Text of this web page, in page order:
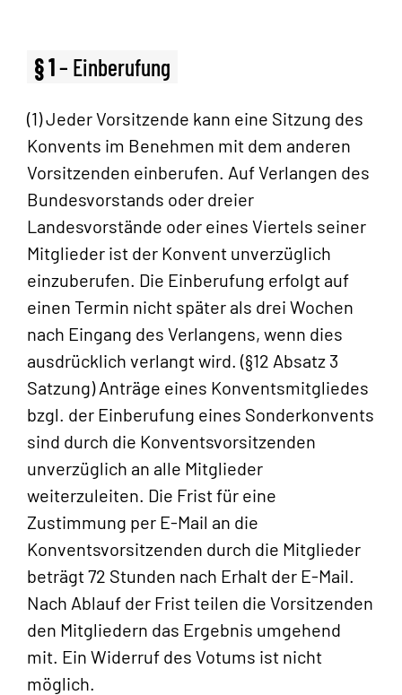
§ 1– Einberufung
(1) Jeder Vorsitzende kann eine Sitzung des
Konvents im Benehmen mit dem anderen
Vorsitzenden einberufen. Auf Verlangen des
Bundesvorstands oder dreier
Landesvorstände oder eines Viertels seiner
Mitglieder ist der Konvent unverzüglich
einzuberufen. Die Einberufung erfolgt auf
einen Termin nicht später als drei Wochen
nach Eingang des Verlangens, wenn dies
ausdrücklich verlangt wird. (§12 Absatz 3
Satzung) Anträge eines Konventsmitgliedes
bzgl. der Einberufung eines Sonderkonvents
sind durch die Konventsvorsitzenden
unverzüglich an alle Mitglieder
weiterzuleiten. Die Frist für eine
Zustimmung per E-Mail an die
Konventsvorsitzenden durch die Mitglieder
beträgt 72 Stunden nach Erhalt der E-Mail.
Nach Ablauf der Frist teilen die Vorsitzenden
den Mitgliedern das Ergebnis umgehend
mit. Ein Widerruf des Votums ist nicht
möglich.